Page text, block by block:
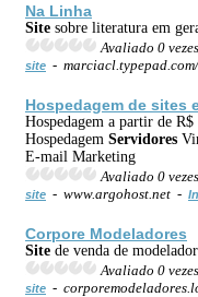
Na Linha
Site sobre literatura em
Avaliado 0
site -
Hospedagem de sites
Hospedagem a partir de
Hospedagem Servidores
E-mail Marketing
Avaliado 0
site - www.argohost.net -
Corpore Modeladores
Site de venda de
Avaliado 0
site -